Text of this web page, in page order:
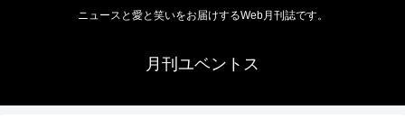
ニュースと愛と笑いをお届けするWeb月刊誌です。
月刊ユベントス